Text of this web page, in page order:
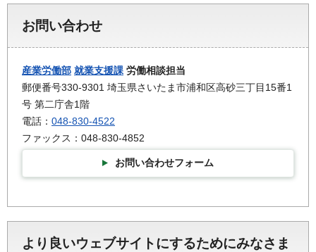
お問い合わせ
産業労働部 就業支援課 労働相談担当
郵便番号330-9301 埼玉県さいたま市浦和区高砂三丁目15番1
号 第二庁舎1階
電話： 048-830-4522
ファックス：048-830-4852
お問い合わせフォーム
より良いウェブサイトにするためにみなさま